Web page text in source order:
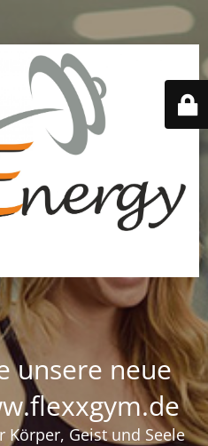
unsere neue
Körper, Geist und Seele